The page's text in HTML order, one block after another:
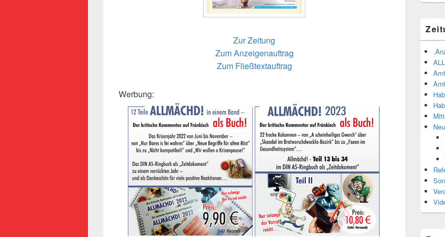
Zur Zeitung
Zum Anzeigenauftrag
Zum Fließtextauftrag
Werbung: